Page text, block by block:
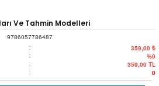
Ve Tahmin Modelleri
9786057786487
: 359,00 ₺
: %0
: 359,00 TL
: 0